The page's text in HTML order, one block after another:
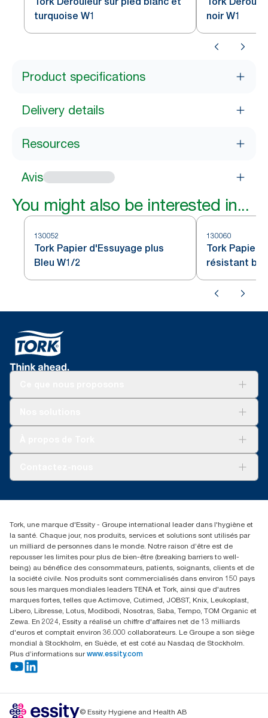
turquoise W1
noir W1
Product specifications
Delivery details
Resources
Avis
You might also be interested in...
130052
Tork Papier d'Essuyage plus
Bleu W1/2
130060
Tork Papier
résistant
Réclamation pour distributeurs
02 766 05 30
Essity Belgium NV
Berkenlaan 8B
1831 MACHELEN
Tork, une marque d'Essity - Groupe international leader dans l'hygiène et
la santé. Chaque jour, nos produits, services et solutions sont utilisés par
un milliard de personnes dans le monde. Notre raison d’être est de
repousser les limites pour plus de bien-être (breaking barriers to well-
being) au bénéfice des consommateurs, patients, soignants, clients et de
la société civile. Nos produits sont commercialisés dans environ 150 pays
sous les marques mondiales leaders TENA et Tork, ainsi que d'autres
marques fortes, telles que Actimove, Cutimed, JOBST, Knix, Leukoplast,
Libero, Libresse, Lotus, Modibodi, Nosotras, Saba, Tempo, TOM Organic et
Zewa. En 2024, Essity a réalisé un chiffre d'affaires net de 13 milliards
d'euros et comptait environ 36.000 collaborateurs. Le Groupe a son siège
mondial à Stockholm, en Suède, et est coté au Nasdaq de Stockholm.
Plus d’informations sur www.essity.com
© Essity Hygiene and Health AB